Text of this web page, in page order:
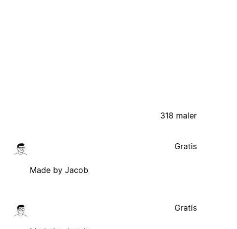
318 maler
Made by Jacob
Gratis
Gratis